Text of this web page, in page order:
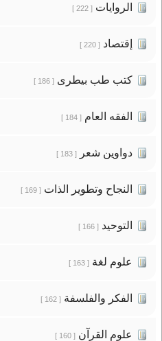
الروايات[ 222 ]
إقتصاد[ 220 ]
كتب طب بيطرى[ 186 ]
الفقه العام[ 184 ]
دواوين شعر[ 183 ]
النجاح وتطوير الذات[ 169 ]
التوحيد[ 166 ]
علوم لغة[ 163 ]
الفكر والفلسفة[ 162 ]
علوم القرآن[ 160 ]